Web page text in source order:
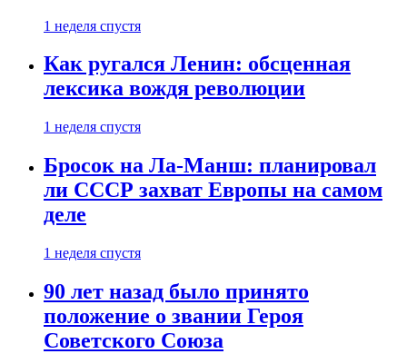
1 неделя спустя
Как ругался Ленин: обсценная
лексика вождя революции
1 неделя спустя
Бросок на Ла-Манш: планировал
ли СССР захват Европы на самом
деле
1 неделя спустя
90 лет назад было принято
положение о звании Героя
Советского Союза